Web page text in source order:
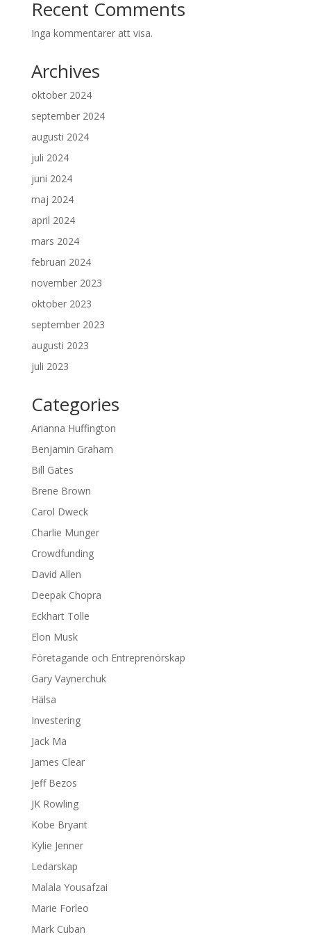
Recent Comments
Inga kommentarer att visa.
Archives
oktober 2024
september 2024
augusti 2024
juli 2024
juni 2024
maj 2024
april 2024
mars 2024
februari 2024
november 2023
oktober 2023
september 2023
augusti 2023
juli 2023
Categories
Arianna Huffington
Benjamin Graham
Bill Gates
Brene Brown
Carol Dweck
Charlie Munger
Crowdfunding
David Allen
Deepak Chopra
Eckhart Tolle
Elon Musk
Företagande och Entreprenörskap
Gary Vaynerchuk
Hälsa
Investering
Jack Ma
James Clear
Jeff Bezos
JK Rowling
Kobe Bryant
Kylie Jenner
Ledarskap
Malala Yousafzai
Marie Forleo
Mark Cuban